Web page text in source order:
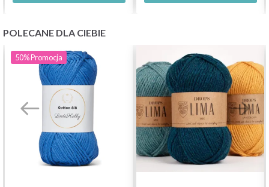
POLECANE DLA CIEBIE
50%Promocja